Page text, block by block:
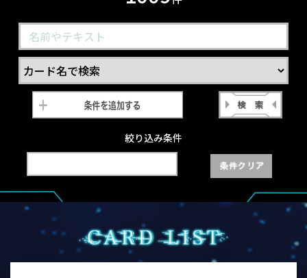
絞り込み条件